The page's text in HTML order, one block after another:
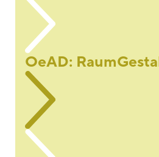
OeAD: